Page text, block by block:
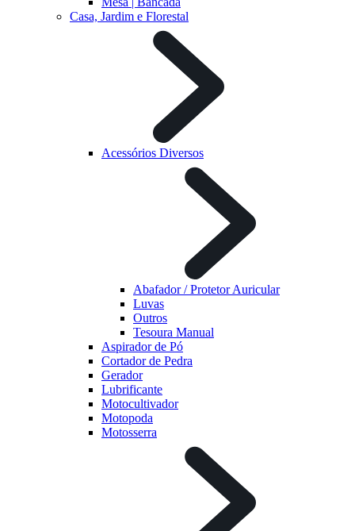
Casa, Jardim e Florestal
Acessórios Diversos
Abafador / Protetor Auricular
Luvas
Outros
Tesoura Manual
Aspirador de Pó
Cortador de Pedra
Gerador
Lubrificante
Motocultivador
Motopoda
Motosserra